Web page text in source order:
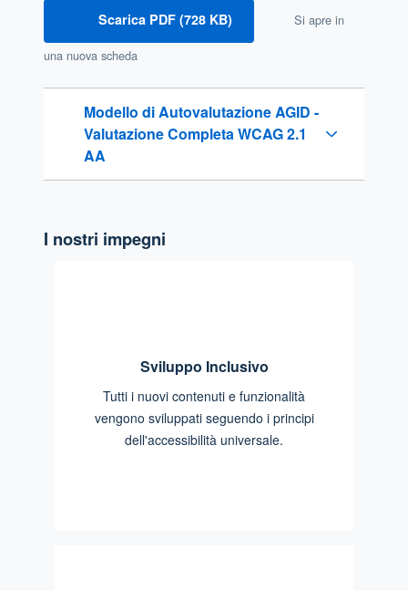
Scarica PDF (728 KB) Si apre in
una nuova scheda
Modello di Autovalutazione AGID -
Valutazione Completa WCAG 2.1
AA
I nostri impegni
Sviluppo Inclusivo
Tutti i nuovi contenuti e funzionalità
vengono sviluppati seguendo i principi
dell'accessibilità universale.